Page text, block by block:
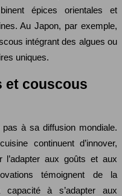
épices orientales et
Au Japon, par exemple,
intégrant des algues ou
uniques.
et couscous
pas à sa diffusion mondiale.
continuent d’innover,
l’adapter aux goûts et aux
témoignent de la
à s’adapter aux